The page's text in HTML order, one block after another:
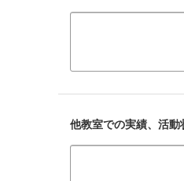
他教室での実績、活動